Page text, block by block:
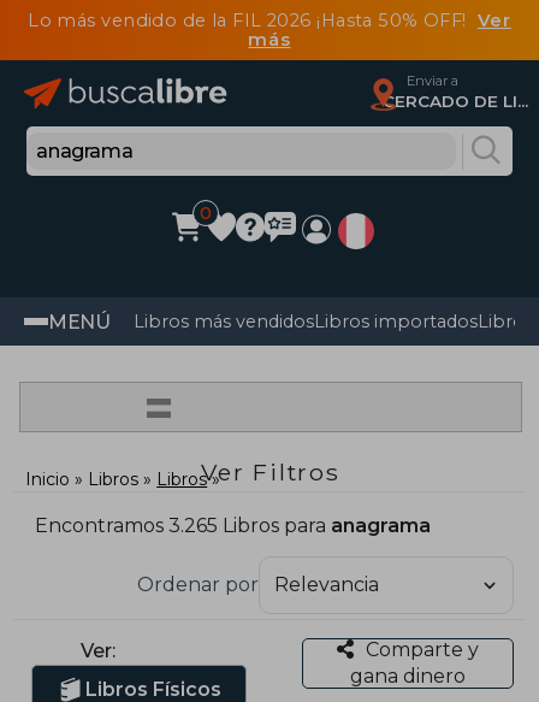
Lo más vendido de la FIL 2026 ¡Hasta 50% OFF! Ver
más
Enviar a
CERCADO DE LIMA, Lima
0
MENÚ Libros más vendidosLibros importadosLibros
=
Ver Filtros
Inicio Libros Libros
Encontramos 3.265 Libros para anagrama
Ordenar por
Ver:
Libros Físicos
Comparte y
gana dinero